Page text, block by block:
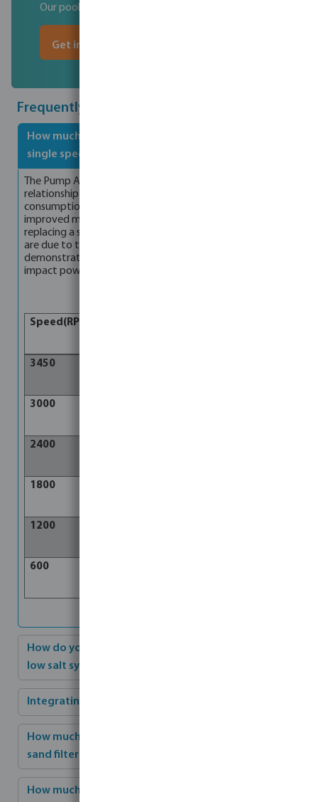
Our pool expert Ben is here to help
Get in contact
Frequently Asked Questions
How much energy can I save when I switch from a
single speed pump to a variable speed pump?
The Pump Affinity Law is a term used to express the
relationship between motor speed, flow rate, and energy
consumption. While some energy savings come directly from
improved motor efficiency, most energy savings gained by
replacing a single-speed pump with a variable speed pump
are due to the Pump Affinity Law. The following chart
demonstrates how the pump speed and flow rate directly
impact power usage.
Speed(RPM)
3450
3000
2400
1800
1200
600
How do you replace a chlorine dosing system with a
low salt system?
Integrating solar panels with the heat pump
How much water can I save if you switch from a
sand filter to a cartridge filter ?
How much energy can I save when I switch from an